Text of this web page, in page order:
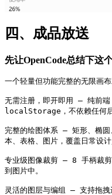
四、成品放送
先让OpenCode总结下这
一个轻量但功能完整的无限画布
无需注册，即开即用 — 纯前端
localStorage，不依赖任何后
完整的绘图体系 — 矩形、椭圆
本、表格、图片，覆盖日常设
专业级图像裁剪 — 8 手柄裁
到图片中。
灵活的图层与编组 — 支持拖拽